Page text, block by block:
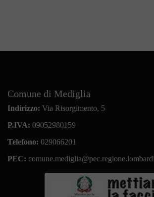
Comune di Mediglia
Indirizzo: Via Risorgimento, 5
P.IVA: 09052980159
Telefono: 029066201
PEC: